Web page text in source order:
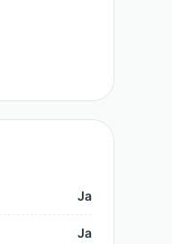
Ja
Ja